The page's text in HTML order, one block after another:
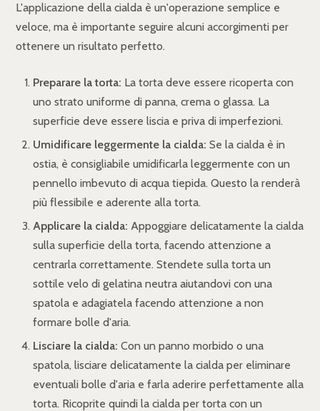
L'applicazione della cialda è un'operazione semplice e
veloce, ma è importante seguire alcuni accorgimenti per
ottenere un risultato perfetto.
Preparare la torta: La torta deve essere ricoperta con
uno strato uniforme di panna, crema o glassa. La
superficie deve essere liscia e priva di imperfezioni.
Umidificare leggermente la cialda: Se la cialda è in
ostia, è consigliabile umidificarla leggermente con un
pennello imbevuto di acqua tiepida. Questo la renderà
più flessibile e aderente alla torta.
Applicare la cialda: Appoggiare delicatamente la cialda
sulla superficie della torta, facendo attenzione a
centrarla correttamente. Stendete sulla torta un
sottile velo di gelatina neutra aiutandovi con una
spatola e adagiatela facendo attenzione a non
formare bolle d'aria.
Lisciare la cialda: Con un panno morbido o una
spatola, lisciare delicatamente la cialda per eliminare
eventuali bolle d'aria e farla aderire perfettamente alla
torta. Ricoprite quindi la cialda per torta con un